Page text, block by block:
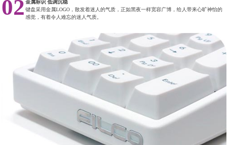
02 金属标识 低调沉稳
键盘采用金属LOGO，散发着迷人的气质，正如黑夜一样宽容广博，给人带来心旷神怡的
感觉，有着令人难忘的迷人气质。